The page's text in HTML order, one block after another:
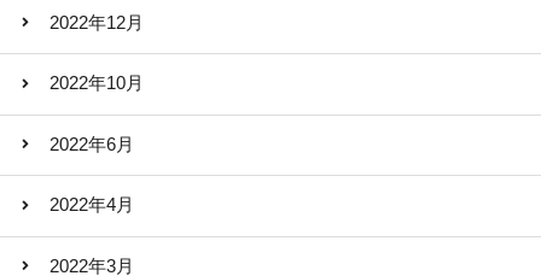
2022年12月
2022年10月
2022年6月
2022年4月
2022年3月